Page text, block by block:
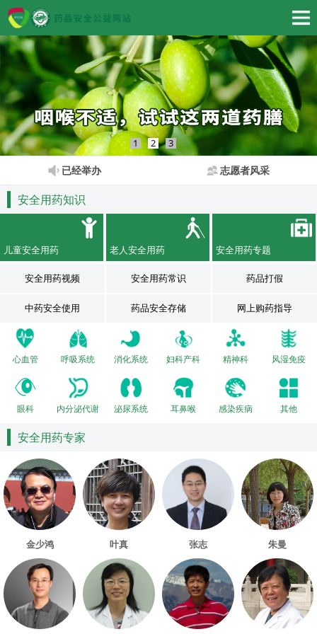
1 2 3
已经举办 志愿者风采
安全用药知识
儿童安全用药 老人安全用药 安全用药专题
安全用药视频 安全用药常识 药品打假
中药安全使用 药品安全存储 网上购药指导
心血管 呼吸系统 消化系统 妇科产科 精神科 风湿免疫
眼科 内分泌代谢 泌尿系统 耳鼻喉 感染疾病 其他
安全用药专家
金少鸿 叶真 张志 朱曼